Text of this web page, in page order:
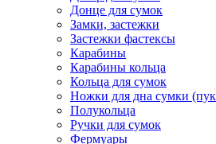
Донце для сумок
Замки, застежки
Застежки фастексы
Карабины
Карабины кольца
Кольца для сумок
Ножки для дна сумки
Полукольца
Ручки для сумок
Фермуары